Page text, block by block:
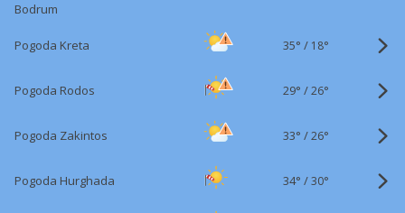
Bodrum
Pogoda Kreta 35° / 18°
Pogoda Rodos 29° /26°
Pogoda Zakintos 33° /26°
Pogoda Hurghada 34° /30°